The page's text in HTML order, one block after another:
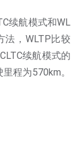
续航模式和WL
法，WLTP比较
续航模式的
程为570km。